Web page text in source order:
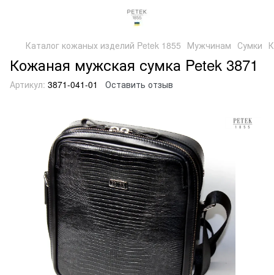
Каталог кожаных изделий Petek 1855 Мужчинам Сумки
Кожаная мужская сумка Petek 3871
Артикул: 3871-041-01 Оставить отзыв